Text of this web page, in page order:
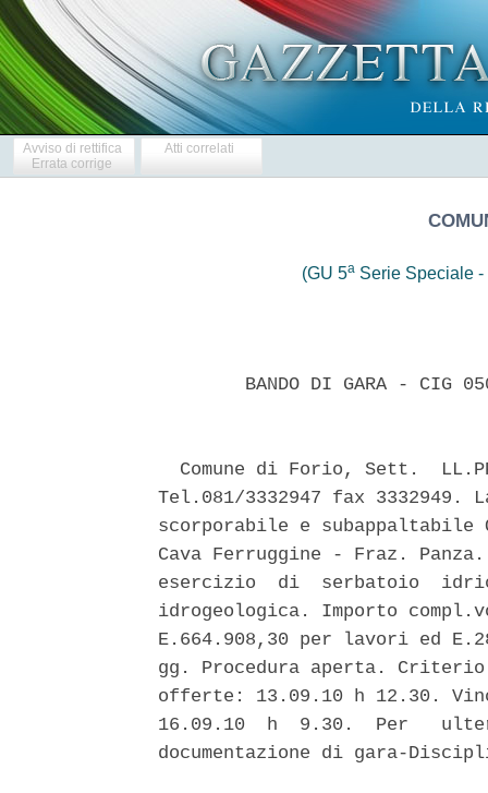
Avviso di rettifica
Errata corrige
Atti correlati
(GU 5aSerie Speciale -
BANDO DI GARA - CIG
Comune di Forio, Sett.
Tel.081/3332947 fax
scorporabile e
Cava Ferruggine - Fraz.
esercizio  di  serbatoio
idrogeologica. Importo
E.664.908,30 per lavori ed
gg. Procedura aperta.
offerte: 13.09.10 h 12.30.
16.09.10  h  9.30.  Per
documentazione di gara-